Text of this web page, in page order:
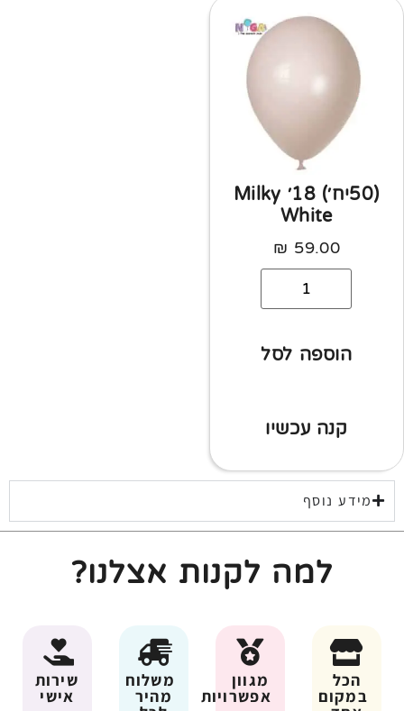
(50יח׳) 18׳ Milky
White
59.00
₪
הוספה לסל
קנה עכשיו
מידע נוסף
למה לקנות אצלנו?
הכל
במקום
מגוון
אפשרויות
משלוח
מהיר
שירות
אישי